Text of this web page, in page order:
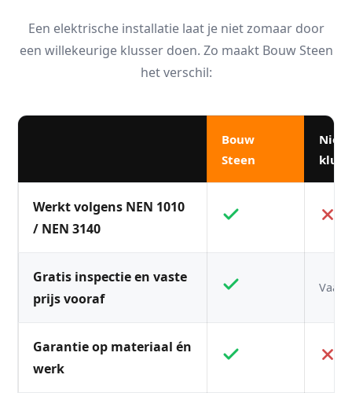
Een elektrische installatie laat je niet zomaar door
een willekeurige klusser doen. Zo maakt Bouw Steen
het verschil:
Bouw
Steen
Niet-
Werkt volgens NEN 1010
/ NEN 3140
Gratis inspectie en vaste
prijs vooraf
Vaak
Garantie op materiaal én
werk